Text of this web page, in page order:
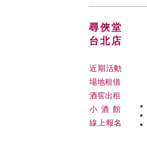
尋俠堂
台北店
近期活動
場地租借
​酒窖出租
小酒 館
線上報名